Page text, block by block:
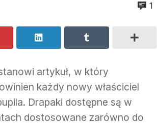
1
artykuł, w który
każdy nowy właściciel
Drapaki dostępne są w
dostosowane zarówno do